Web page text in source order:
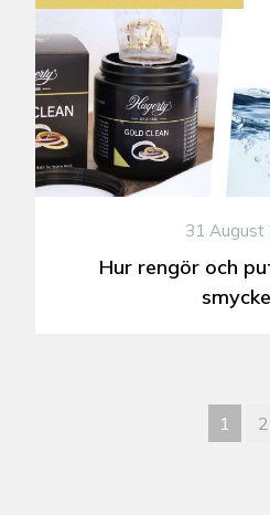
31 August
Hur rengör och
1 2